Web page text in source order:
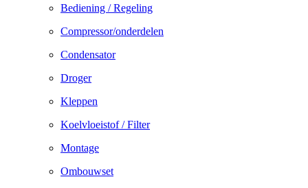
Bediening / Regeling
Compressor/onderdelen
Condensator
Droger
Kleppen
Koelvloeistof / Filter
Montage
Ombouwset